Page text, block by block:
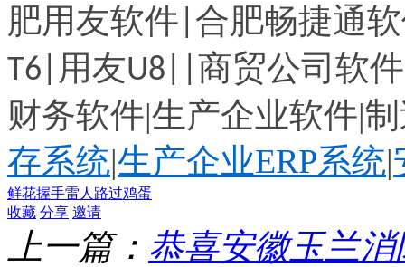
肥用友软件 合肥畅捷通
T6| 用友U8|| 商贸公司软
财务软件|生产企业软件|
存系统|生产企业ERP系统|
鲜花握手雷人 路过鸡蛋
收藏 分享 邀请
上一篇： 恭喜安徽玉兰